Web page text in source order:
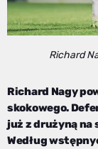
Richard
Richard Nagy
skokowego.
już z drużyną na
Według